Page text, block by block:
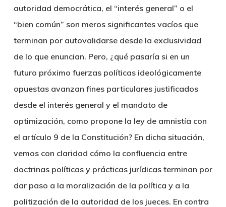
autoridad democrática, el “interés general” o el
“bien común” son meros significantes vacíos que
terminan por autovalidarse desde la exclusividad
de lo que enuncian. Pero, ¿qué pasaría si en un
futuro próximo fuerzas políticas ideológicamente
opuestas avanzan fines particulares justificados
desde el interés general y el mandato de
optimización, como propone la ley de amnistía con
el artículo 9 de la Constitución? En dicha situación,
vemos con claridad cómo la confluencia entre
doctrinas políticas y prácticas jurídicas terminan por
dar paso a la moralización de la política y a la
politización de la autoridad de los jueces. En contra